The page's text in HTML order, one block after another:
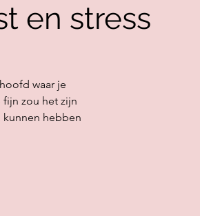
en stress
waar je
fijn zou het zijn
hebben